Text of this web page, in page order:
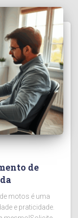
de
motos é uma
e praticidade.